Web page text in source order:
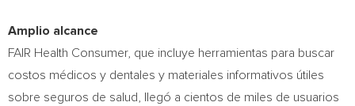
Amplio alcance
FAIR Health Consumer, que incluye herramientas para buscar
costos médicos y dentales y materiales informativos útiles
sobre seguros de salud, llegó a cientos de miles de usuarios